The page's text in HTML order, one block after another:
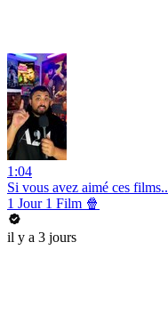
1:04
Si vous avez aimé ces films..
1 Jour 1 Film 🍿
il y a 3 jours